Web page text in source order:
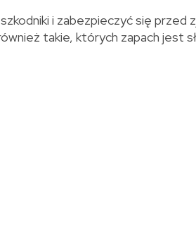
i zabezpieczyć się przed
takie, których zapach jest